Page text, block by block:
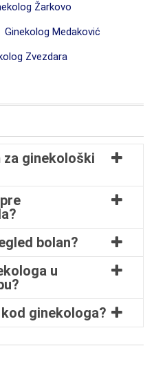
Žarkovo
Ginekolog Medaković
Zvezdara
za ginekološki
bolan?
u
ginekologa?